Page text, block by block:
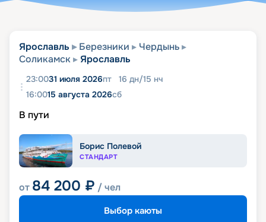
Ярославль Березники
Чердынь
Соликамск
Ярославль
23:0031 июля 2026пт 16 дн/15 нч
16:0015 августа 2026сб
В пути
Борис Полевой
СТАНДАРТ
от 84 200 ₽ / чел
Выбор каюты